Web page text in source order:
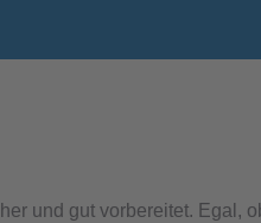
und gut vorbereitet. Egal,